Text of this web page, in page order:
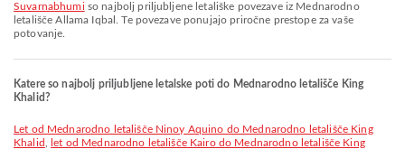
Suvarnabhumi so najbolj priljubljene letališke povezave iz Mednarodno
letališče Allama Iqbal. Te povezave ponujajo priročne prestope za vaše
potovanje.
Katere so najbolj priljubljene letalske poti do Mednarodno letališče King
Khalid?
let od Mednarodno letališče Ninoy Aquino do Mednarodno letališče King
Khalid
let od Mednarodno letališče Kairo do Mednarodno letališče King